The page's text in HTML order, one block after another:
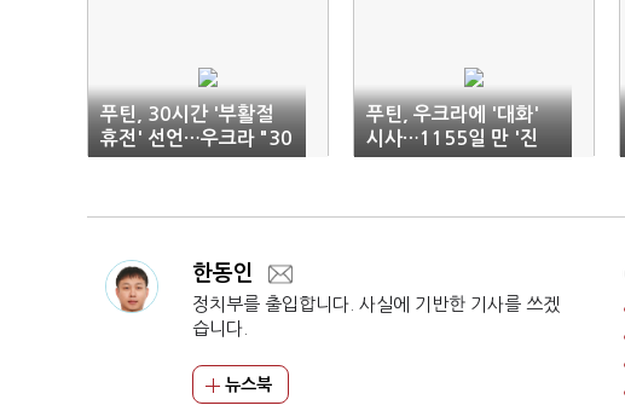
푸틴, 30시간 '부활절
휴전' 선언…우크라 "30
일" 역제안
푸틴, 우크라에 '대화'
시사…1155일 만 '진
전'
한동인
정치부를 출입합니다. 사실에 기반한 기사를 쓰겠
습니다.
뉴스북